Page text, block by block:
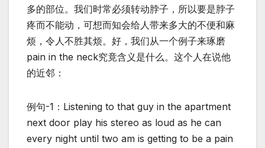
多的部位。我们时常必须转动脖子，所以要是脖子
疼而不能动，可想而知会给人带来多大的不便和麻
烦，令人不胜其烦。好，我们从一个例子来琢磨
pain in the neck究竟含义是什么。这个人在说他
的近邻：
例句-1：Listening to that guy in the apartment
next door play his stereo as loud as he can
every night until two am is getting to be a pain